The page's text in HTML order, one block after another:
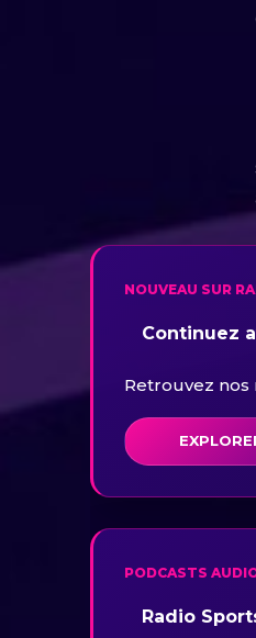
NOUVEAU SUR
Continuez
Retrouvez nos
PODCASTS
Radio